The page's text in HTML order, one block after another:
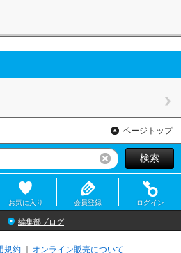
ページトップ
リセット検索
お気に入り 会員登録 ログイン
編集部ブログ
規約 オンライン販売について